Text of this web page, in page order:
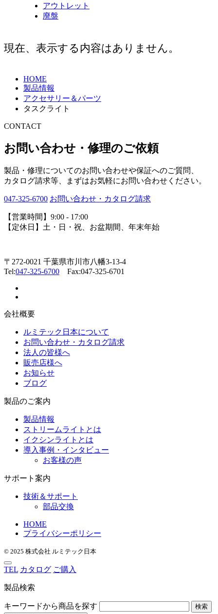
アウトレット
廃盤
現在、表示する内容はありません。
HOME
製品情報
アクセサリー＆パーツ
タスクライト
CONTACT
お問い合わせ・修理のご依頼
製品・修理についてのお問い合わせや保証へのご質問、
カタログ請求等、まずはお気軽にお問い合わせください。
047-325-6700 お問い合わせ・カタログ請求
【営業時間】9:00 - 17:00
【定休日】土・日・祝、お盆期間、年末年始
〒272-0021 千葉県市川市八幡3-13-4
Tel:047-325-6700 Fax:047-325-6701
会社概要
ルミテック日本について
お問い合わせ・カタログ請求
法人の皆様へ
販売店様へ
お知らせ
ブログ
製品のご案内
製品情報
ストリームライトとは
イクシンライトとは
導入事例・インタビュー
お客様の声
サポート案内
技術＆サポート
部品交換
HOME
プライバシーポリシー
© 2025 株式会社 ルミテック日本
TEL カタログ ご購入
製品検索
キーワードから商品を探す
検索